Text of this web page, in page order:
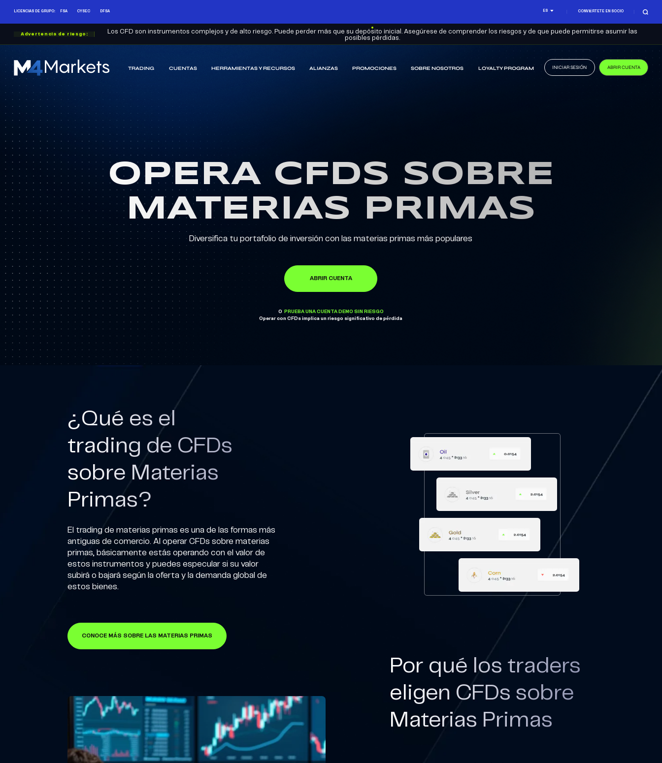
LICENCIAS DE GRUPO: FSA CYSEC DFSA ES CONVIÉRTETE EN SOCIO
Advertencia de riesgo:
Los CFD son instrumentos complejos y de alto riesgo. Puede perder más que su depósito inicial. Asegúrese de comprender los riesgos y de que puede permitirse asumir las
posibles pérdidas.
M4Markets
Bróker
Regulado
Trading
CFD
TRADING CUENTAS HERRAMIENTAS Y RECURSOS ALIANZAS PROMOCIONES SOBRE NOSOTROS LOYALTY PROGRAM INICIAR SESIÓN ABRIR CUENTA
OPERA CFDS SOBRE
MATERIAS PRIMAS
Diversifica tu portafolio de inversión con las materias primas más populares
ABRIR CUENTA
O
PRUEBA UNA CUENTA DEMO SIN RIESGO
Operar con CFDs implica un riesgo significativo de pérdida
¿Qué es el
trading de CFDs
sobre Materias
Primas?
El trading de materias primas es una de las formas más
antiguas de comercio. Al operar CFDs sobre materias
primas, básicamente estás operando con el valor de
estos instrumentos y puedes especular si su valor
subirá o bajará según la oferta y la demanda global de
estos bienes.
CONOCE MÁS SOBRE LAS MATERIAS PRIMAS
Por qué los traders
eligen CFDs sobre
Materias Primas